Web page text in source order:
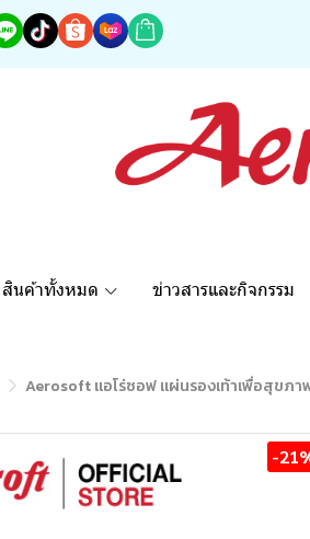
สินค้าทั้งหมด ข่าวสารและกิจกรรม
Aerosoft แอโร่ซอฟ แผ่นรองเท้าเพื่อสุขภา
-